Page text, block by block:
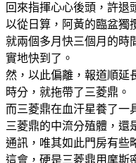
回來指揮心心後頭，許退
以從日算，阿黃的臨盆獨
就兩個多月快三個月的時
實地快到了。
然，以此偏離，報道順延
時分，就拖帶了三菱鼎。
而三菱鼎在血汗星養了一
三菱鼎的中流分殖體，還
通訊，唯其如此門房有些
這會，硬是三菱鼎用摩斯